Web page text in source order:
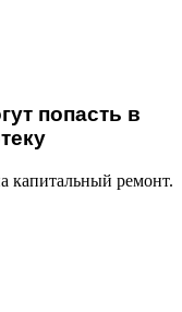
попасть в
капитальный ремонт.